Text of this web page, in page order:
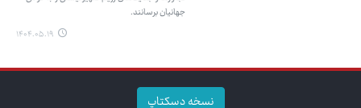
جهانیان برسانند.
۱۴۰۴.۰۵.۱۹
نسخه دسکتاپ